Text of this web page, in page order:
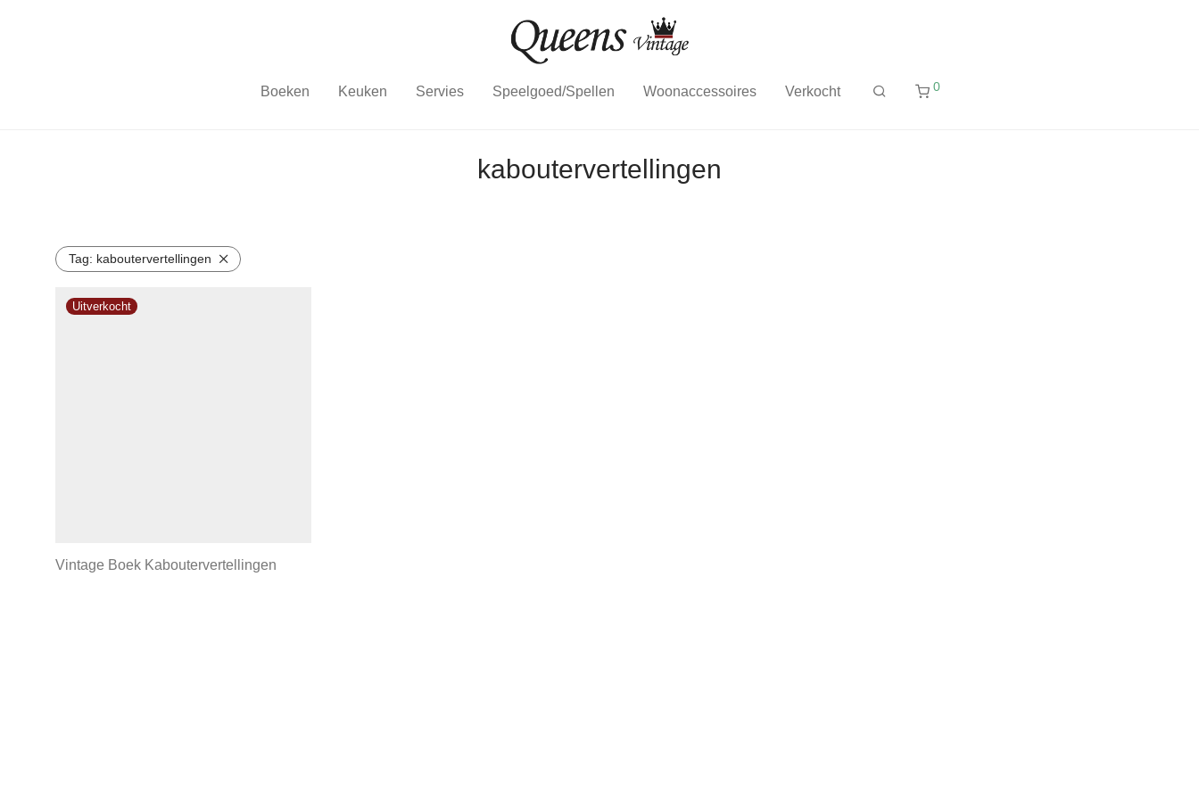
Boeken Keuken Servies Speelgoed/Spellen Woonaccessoires Verkocht 0
kaboutervertellingen
Tag: kaboutervertellingen
Vintage Boek Kaboutervertellingen